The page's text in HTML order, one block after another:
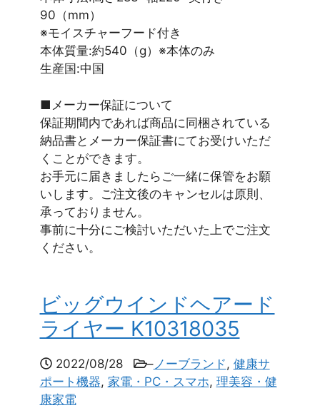
90（mm）
※モイスチャーフード付き
本体質量:約540（g）※本体のみ
生産国:中国
■メーカー保証について
保証期間内であれば商品に同梱されている
納品書とメーカー保証書にてお受けいただ
くことができます。
お手元に届きましたらご一緒に保管をお願
いします。ご注文後のキャンセルは原則、
承っておりません。
事前に十分にご検討いただいた上でご注文
ください。
ビッグウインドヘアード
ライヤー K10318035
2022/08/28 –ノーブランド, 健康サ
ポート機器, 家電・PC・スマホ, 理美容・健
康家電